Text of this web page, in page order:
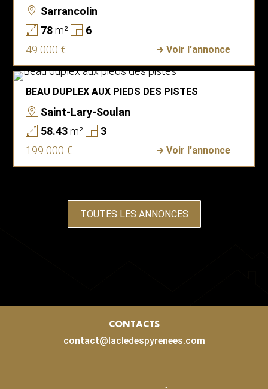
Sarrancolin
78m²
6
49 000 €
Voir l'annonce
BEAU DUPLEX AUX PIEDS DES PISTES
Saint-Lary-Soulan
58.43m²
3
199 000 €
Voir l'annonce
TOUTES LES ANNONCES
CONTACTS
contact@lacledespyrenees.com